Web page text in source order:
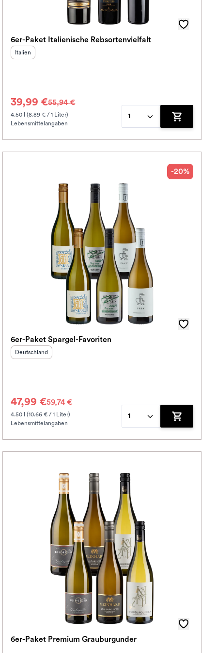
hinzufügen
6er-Paket Italienische Rebsortenvielfalt
Herkunftsland
Italien
39,99 €55,94 €
4.50 l (8.89 € / 1 Liter)
Lebensmittelangaben
1
Zum
hinzufügen
-20%
6er-Paket Spargel-Favoriten
Herkunftsland
Deutschland
47,99 €59,74 €
4.50 l (10.66 € / 1 Liter)
Lebensmittelangaben
1
Zum
6er-Paket Premium Grauburgunder